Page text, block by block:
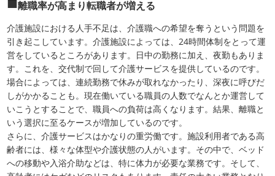
離職率が高まり転職者が増える
介護施設における人手不足は、介護職への希望を奪うという問題を
引き起こしています。介護施設によっては、24時間体制をとって運
営をしているところがあります。日中の勤務に加え、夜勤もありま
す。これを、交代制で回して介護サービスを提供しているのです。
場合によっては、連続勤務で休みが取れなかったり、深夜に呼びだ
しがかかることも。現在働いている職員の人数でなんとか運営して
いこうとすることで、職員への負荷は高くなります。結果、離職と
いう選択に至るケースが増加しているのです。
さらに、介護サービスはかなりの重労働です。施設利用者である高
齢者には、様々な体型や介護状態の人がいます。その中で、ベッド
への移動や入浴介助などは、特に体力が必要な業務です。そして、